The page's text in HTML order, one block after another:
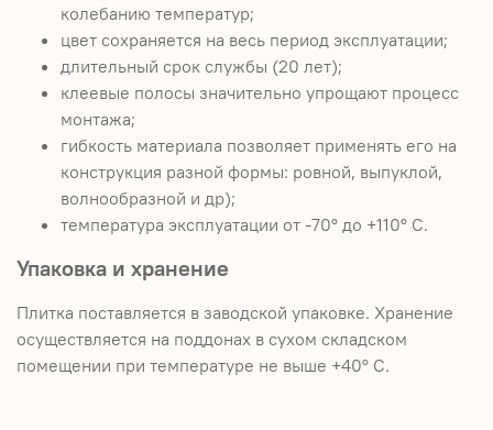
колебанию температур;
цвет сохраняется на весь период эксплуатации;
длительный срок службы (20 лет);
клеевые полосы значительно упрощают процесс
монтажа;
гибкость материала позволяет применять его на
конструкция разной формы: ровной, выпуклой,
волнообразной и др);
температура эксплуатации от -70° до +110° С.
Упаковка и хранение
Плитка поставляется в заводской упаковке. Хранение
осуществляется на поддонах в сухом складском
помещении при температуре не выше +40° С.